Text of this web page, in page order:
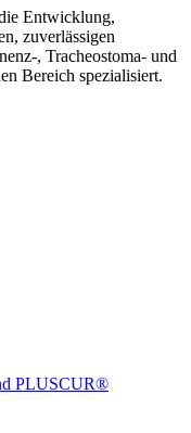
Entwicklung,
zuverlässigen
, Tracheostoma- und
Bereich spezialisiert.
PLUSCUR®